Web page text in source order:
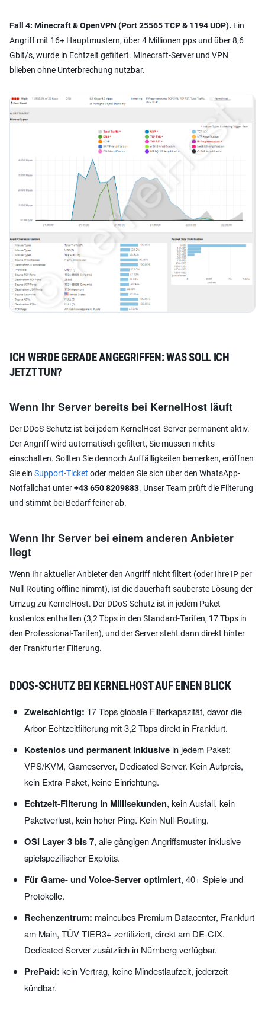
Fall 4: Minecraft & OpenVPN (Port 25565 TCP & 1194 UDP). Ein
Angriff mit 16+ Hauptmustern, über 4 Millionen pps und über 8,6
Gbit/s, wurde in Echtzeit gefiltert. Minecraft-Server und VPN
blieben ohne Unterbrechung nutzbar.
ICH WERDE GERADE ANGEGRIFFEN: WAS SOLL ICH
JETZT TUN?
Wenn Ihr Server bereits bei KernelHost läuft
Der DDoS-Schutz ist bei jedem KernelHost-Server permanent aktiv.
Der Angriff wird automatisch gefiltert, Sie müssen nichts
einschalten. Sollten Sie dennoch Auffälligkeiten bemerken, eröffnen
Sie ein Support-Ticket oder melden Sie sich über den WhatsApp-
Notfallchat unter+43 650 8209883. Unser Team prüft die Filterung
und stimmt bei Bedarf feiner ab.
Wenn Ihr Server bei einem anderen Anbieter
liegt
Wenn Ihr aktueller Anbieter den Angriff nicht filtert (oder Ihre IP per
Null-Routing offline nimmt), ist die dauerhaft sauberste Lösung der
Umzug zu KernelHost. Der DDoS-Schutz ist in jedem Paket
kostenlos enthalten (3,2 Tbps in den Standard-Tarifen, 17 Tbps in
den Professional-Tarifen), und der Server steht dann direkt hinter
der Frankfurter Filterung.
DDOS-SCHUTZ BEI KERNELHOST AUF EINEN BLICK
Zweischichtig: 17 Tbps globale Filterkapazität, davor die
Arbor-Echtzeitfilterung mit 3,2 Tbps direkt in Frankfurt.
Kostenlos und permanent inklusivein jedem Paket:
VPS/KVM, Gameserver, Dedicated Server. Kein Aufpreis,
kein Extra-Paket, keine Einrichtung.
Echtzeit-Filterung in Millisekunden, kein Ausfall, kein
Paketverlust, kein hoher Ping. Kein Null-Routing.
OSI Layer 3 bis 7, alle gängigen Angriffsmuster inklusive
spielspezifischer Exploits.
Für Game- und Voice-Server optimiert, 40+ Spiele und
Protokolle.
Rechenzentrum: maincubes Premium Datacenter, Frankfurt
am Main, TÜV TIER3+ zertifiziert, direkt am DE-CIX.
Dedicated Server zusätzlich in Nürnberg verfügbar.
PrePaid: kein Vertrag, keine Mindestlaufzeit, jederzeit
kündbar.